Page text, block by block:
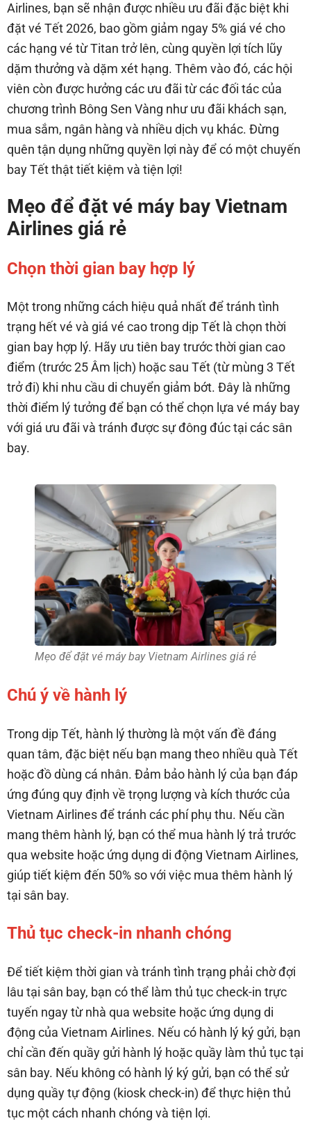
Airlines, bạn sẽ nhận được nhiều ưu đãi đặc biệt khi
đặt vé Tết 2026, bao gồm giảm ngay 5% giá vé cho
các hạng vé từ Titan trở lên, cùng quyền lợi tích lũy
dặm thưởng và dặm xét hạng. Thêm vào đó, các hội
viên còn được hưởng các ưu đãi từ các đối tác của
chương trình Bông Sen Vàng như ưu đãi khách sạn,
mua sắm, ngân hàng và nhiều dịch vụ khác. Đừng
quên tận dụng những quyền lợi này để có một chuyến
bay Tết thật tiết kiệm và tiện lợi!
Mẹo để đặt vé máy bay Vietnam
Airlines giá rẻ
Chọn thời gian bay hợp lý
Một trong những cách hiệu quả nhất để tránh tình
trạng hết vé và giá vé cao trong dịp Tết là chọn thời
gian bay hợp lý. Hãy ưu tiên bay trước thời gian cao
điểm (trước 25 Âm lịch) hoặc sau Tết (từ mùng 3 Tết
trở đi) khi nhu cầu di chuyển giảm bớt. Đây là những
thời điểm lý tưởng để bạn có thể chọn lựa vé máy bay
với giá ưu đãi và tránh được sự đông đúc tại các sân
bay.
Mẹo để đặt vé máy bay Vietnam Airlines giá rẻ
Chú ý về hành lý
Trong dịp Tết, hành lý thường là một vấn đề đáng
quan tâm, đặc biệt nếu bạn mang theo nhiều quà Tết
hoặc đồ dùng cá nhân. Đảm bảo hành lý của bạn đáp
ứng đúng quy định về trọng lượng và kích thước của
Vietnam Airlines để tránh các phí phụ thu. Nếu cần
mang thêm hành lý, bạn có thể mua hành lý trả trước
qua website hoặc ứng dụng di động Vietnam Airlines,
giúp tiết kiệm đến 50% so với việc mua thêm hành lý
tại sân bay.
Thủ tục check-in nhanh chóng
Để tiết kiệm thời gian và tránh tình trạng phải chờ đợi
lâu tại sân bay, bạn có thể làm thủ tục check-in trực
tuyến ngay từ nhà qua website hoặc ứng dụng di
động của Vietnam Airlines. Nếu có hành lý ký gửi, bạn
chỉ cần đến quầy gửi hành lý hoặc quầy làm thủ tục tại
sân bay. Nếu không có hành lý ký gửi, bạn có thể sử
dụng quầy tự động (kiosk check-in) để thực hiện thủ
tục một cách nhanh chóng và tiện lợi.